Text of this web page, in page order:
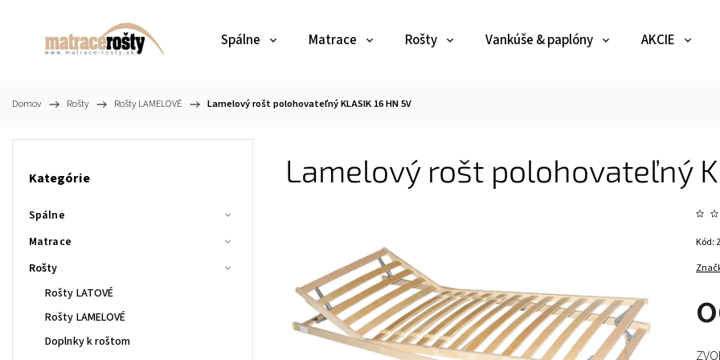
Spálne Matrace Rošty Vankúše & paplóny AKCIE
Domov / Rošty / Rošty LAMELOVÉ / Lamelový rošt polohovateľný KLASIK 16 HN 5V
Kategórie
Spálne
Matrace
Rošty
Rošty LATOVÉ
Rošty LAMELOVÉ
Doplnky k roštom
Lamelový rošt polohovateľný
Kód: